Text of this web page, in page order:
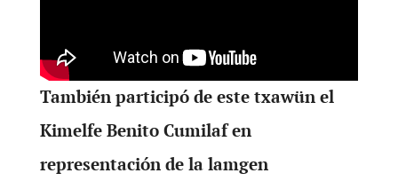
También participó de este txawün el
Kimelfe Benito Cumilaf en
representación de la lamgen